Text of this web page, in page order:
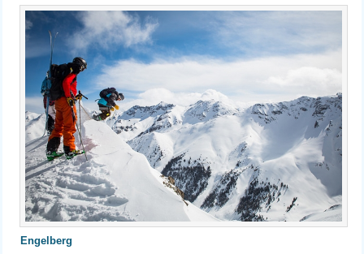
Engelberg